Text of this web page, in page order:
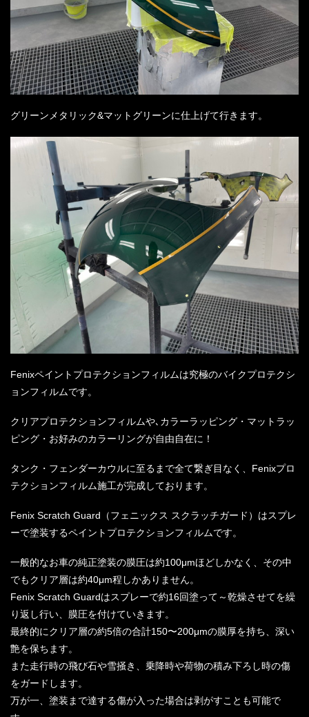
グリーンメタリック&マットグリーンに仕上げて行きます。
Fenixペイントプロテクションフィルムは究極のバイクプロテクシ
ョンフィルムです。
クリアプロテクションフィルムや､カラーラッピング・マットラッ
ピング・お好みのカラーリングが自由自在に！
タンク・フェンダーカウルに至るまで全て繋ぎ目なく、Fenixプロ
テクションフィルム施工が完成しております。
Fenix Scratch Guard（フェニックス スクラッチガード）はスプレ
ーで塗装するペイントプロテクションフィルムです。
一般的なお車の純正塗装の膜圧は約100μmほどしかなく、その中
でもクリア層は約40μm程しかありません。
Fenix Scratch Guardはスプレーで約16回塗って～乾燥させてを繰
り返し行い、膜圧を付けていきます。
最終的にクリア層の約5倍の合計150〜200μmの膜厚を持ち、深い
艶を保ちます。
また走行時の飛び石や雪掻き、乗降時や荷物の積み下ろし時の傷
をガードします。
万が一、塗装まで達する傷が入った場合は剥がすことも可能で